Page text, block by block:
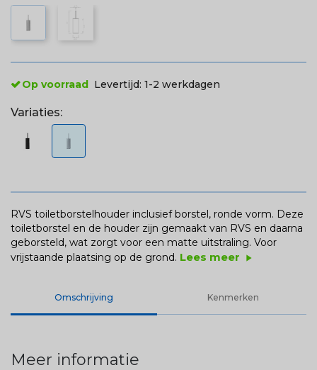
Op voorraad Levertijd: 1-2 werkdagen
Variaties:
RVS toiletborstelhouder inclusief borstel, ronde vorm. Deze
toiletborstel en de houder zijn gemaakt van RVS en daarna
geborsteld, wat zorgt voor een matte uitstraling. Voor
vrijstaande plaatsing op de grond. Lees meer play_arrow
Omschrijving Kenmerken
Meer informatie